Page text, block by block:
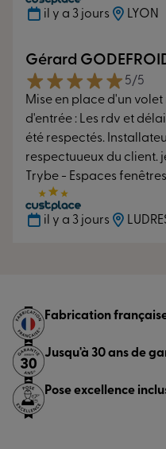
Indices de
Faites
Air* A*4
La meilleure notation
Eau* E*9A
La meilleure notation
il y a 3 jours LYON
Gérard
5/5
Mise en place d'un
d'entrée : Les rdv et
été respectés.
respectuueux du client.
Trybe - Espaces fenêtres
il y a 3 jours
Fabrication
Jusqu'à 30 ans de
Pose excellence